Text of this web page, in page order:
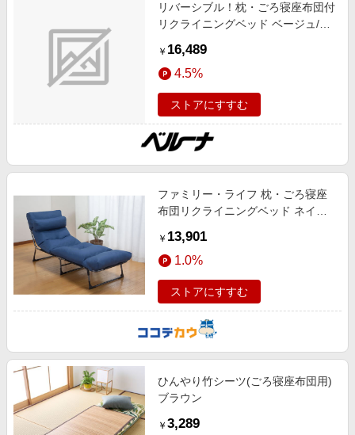
家電・PC・スマホ・カメラ
スポーツ・アウトドア・ゴルフ
旅行・レジャー・ホテル予約
生活・お役立ち
金融・マネー・保険
デジタルコンテンツ
ビジネス・その他サービス
楽天ペイ導入ストア
楽天サービス特集
わくわく夏特集
50万ポイント山分けキャンペーン
Apple公式サイト×楽天カード分割払い
Samsung ボーナスキャンペーン
週末の高還元 夏の長期版
リバーシブル！枕・ごろ寝座布団付
リクライニングベッド ベージュ/ブ
５〜７８ インテリア 花 冬号 リバ
ーシブル,折りたたみ
￥ 16,489
4.5%
ストアにすすむ
ファミリー・ライフ 枕・ごろ寝座
布団リクライニングベッド ネイビ
￥ 13,901
1.0%
ストアにすすむ
ひんやり竹シーツ(ごろ寝座布団用)
ブラウン
￥ 3,289